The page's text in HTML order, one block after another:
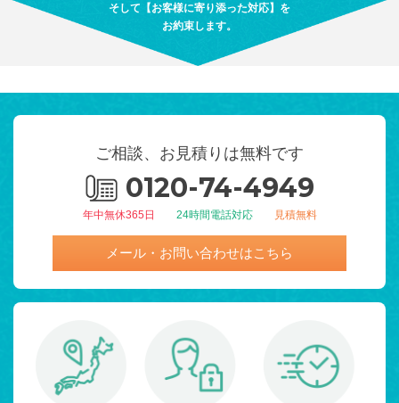
そして【お客様に寄り添った対応】を
お約束します。
ご相談、お見積りは無料です
0120-74-4949
年中無休365日 24時間電話対応 見積無料
メール・お問い合わせはこちら